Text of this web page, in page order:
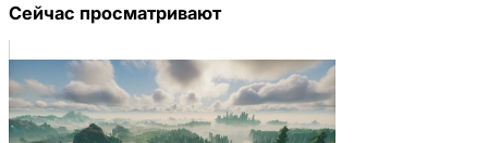
Сейчас просматривают